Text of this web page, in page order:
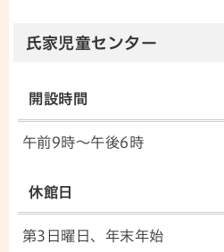
氏家児童センター
開設時間
午前9時～午後6時
休館日
第3日曜日、年末年始